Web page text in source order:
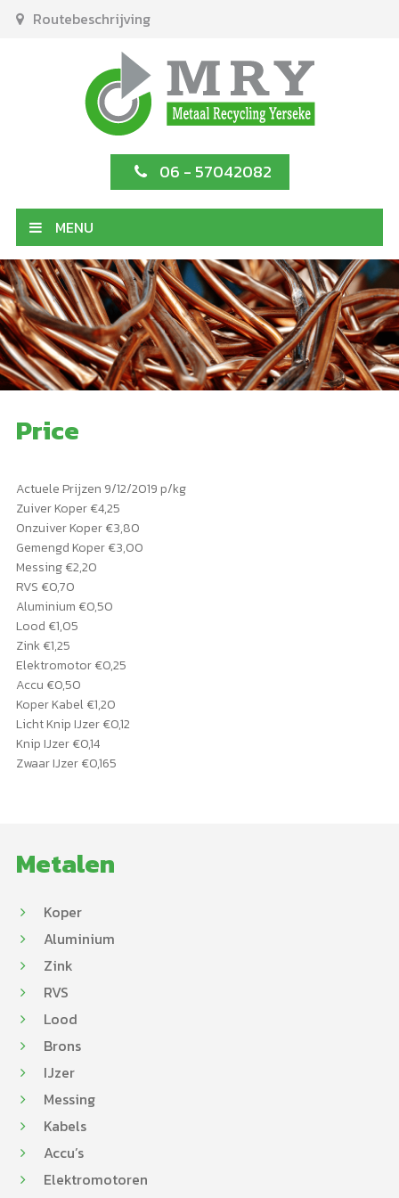
Routebeschrijving
06 - 57042082
MENU
Price
Actuele Prijzen 9/12/2019 p/kg
Zuiver Koper €4,25
Onzuiver Koper €3,80
Gemengd Koper €3,00
Messing €2,20
RVS €0,70
Aluminium €0,50
Lood €1,05
Zink €1,25
Elektromotor €0,25
Accu €0,50
Koper Kabel €1,20
Licht Knip IJzer €0,12
Knip IJzer €0,14
Zwaar IJzer €0,165
Metalen
Koper
Aluminium
Zink
RVS
Lood
Brons
IJzer
Messing
Kabels
Accu’s
Elektromotoren